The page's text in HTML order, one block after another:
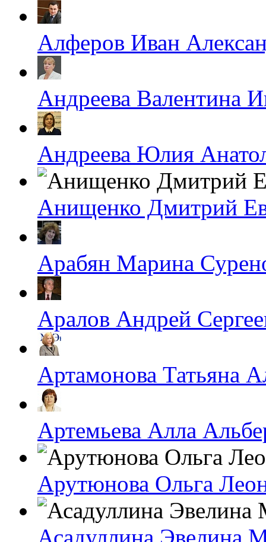
Алферов Иван
Андреева Валентина
Андреева Юлия
Анищенко Дмитрий
Арабян Марина
Аралов Андрей
Артамонова Татьяна
Артемьева Алла
Арутюнова Ольга
Асадуллина Эвелина